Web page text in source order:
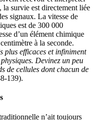
survie est directement liée
signaux. La vitesse de
est de 300 000
d’un élément chimique
à la seconde.
plus efficaces et infiniment
Devinez un peu
de cellules dont chacun de
139).
n’ait toujours